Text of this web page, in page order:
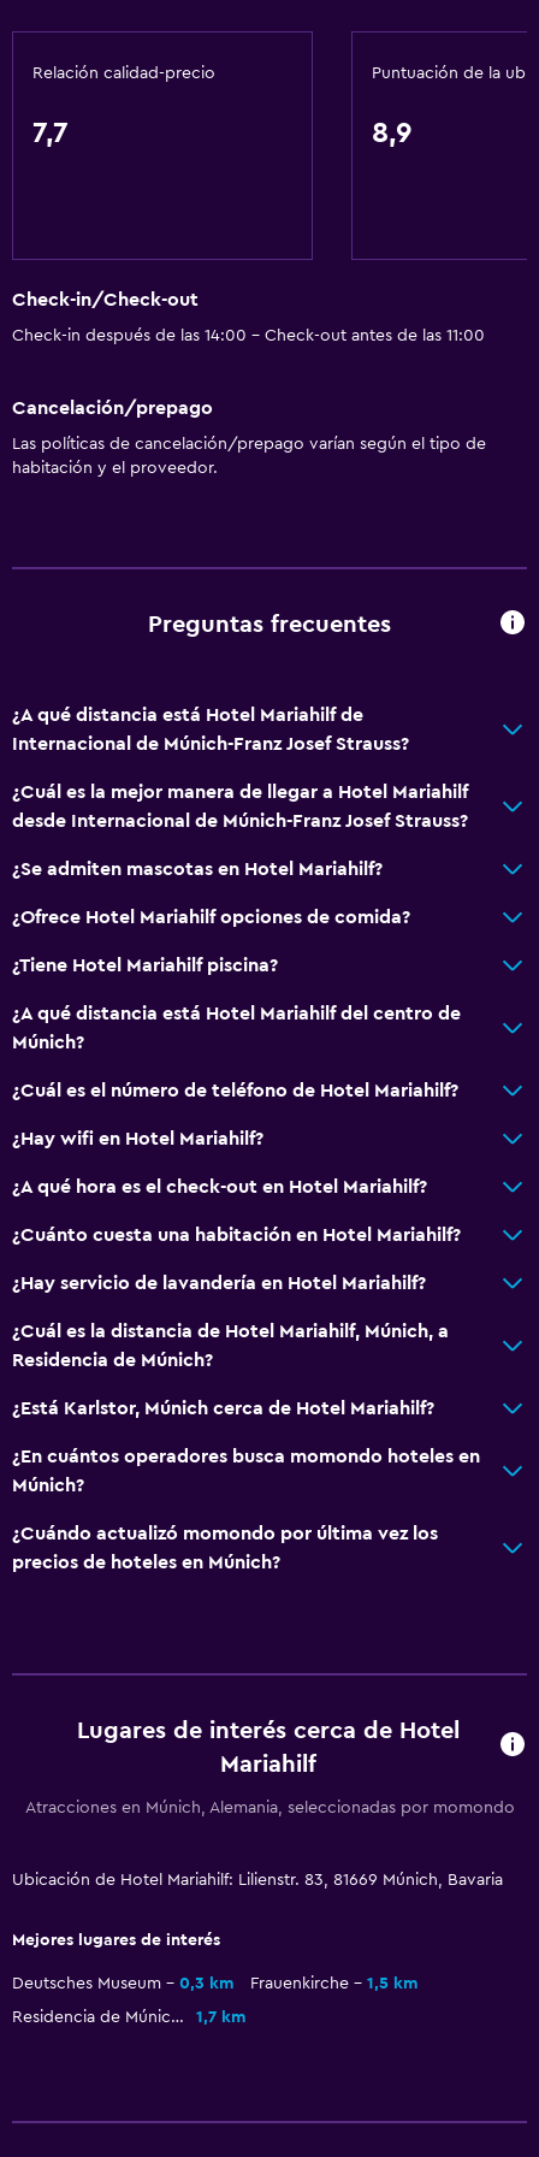
Servicios básicos
Ventilador
Extinguidor
Alarma de humo
Calefacción
Caja fuerte
Mostrador de información turística
Check-out exprés
Botella de agua
Check-in/check-out privado
Accesibilidad y adecuación
extra)
Hipoalergénico
Para no fumadores
Plantas superiores accesibles por escaleras
Áreas designadas para fumadores
Tina de baño
Aseo
Menús para dietas especiales (bajo petición)
Restaurante
La comida se puede entregar en el alojamiento
Actividades
Senderismo
Relación calidad-precio
7,7
Puntuación de la
8,9
Check-in/Check-out
Check-in después de las 14:00 - Check-out antes de las 11:00
Cancelación/prepago
Las políticas de cancelación/prepago varían según el tipo de
habitación y el proveedor.
Preguntas frecuentes
¿A qué distancia está Hotel Mariahilf de
Internacional de Múnich-Franz Josef Strauss?
¿Cuál es la mejor manera de llegar a Hotel Mariahilf
desde Internacional de Múnich-Franz Josef Strauss?
¿Se admiten mascotas en Hotel Mariahilf?
¿Ofrece Hotel Mariahilf opciones de comida?
¿Tiene Hotel Mariahilf piscina?
¿A qué distancia está Hotel Mariahilf del centro de
Múnich?
¿Cuál es el número de teléfono de Hotel Mariahilf?
¿Hay wifi en Hotel Mariahilf?
¿A qué hora es el check-out en Hotel Mariahilf?
¿Cuánto cuesta una habitación en Hotel Mariahilf?
¿Hay servicio de lavandería en Hotel Mariahilf?
¿Cuál es la distancia de Hotel Mariahilf, Múnich, a
Residencia de Múnich?
¿Está Karlstor, Múnich cerca de Hotel Mariahilf?
¿En cuántos operadores busca momondo hoteles en
Múnich?
¿Cuándo actualizó momondo por última vez los
precios de hoteles en Múnich?
Lugares de interés cerca de Hotel
Mariahilf
Atracciones en Múnich, Alemania, seleccionadas por momondo
Ubicación de Hotel Mariahilf: Lilienstr. 83, 81669 Múnich, Bavaria
Mejores lugares de interés
Deutsches Museum 0,3 km Frauenkirche
1,5 km
Residencia de Múnich
1,7 km